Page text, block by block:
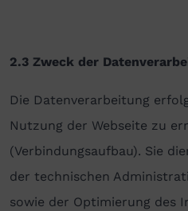
2.3 Zweck der
Die Datenverarbeitung
Nutzung der Webseite zu
(Verbindungsaufbau). Sie
der technischen
sowie der Optimierung des